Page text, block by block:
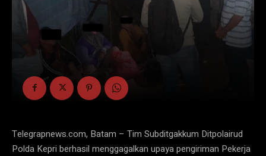
Telegrapnews.com, Batam – Tim Subditgakkum Ditpolairud
Polda Kepri berhasil menggagalkan upaya pengiriman Pekerja